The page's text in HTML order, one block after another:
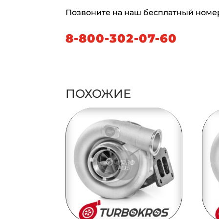
Позвоните на наш бесплатный
8-800-302-07-60
ПОХОЖИЕ